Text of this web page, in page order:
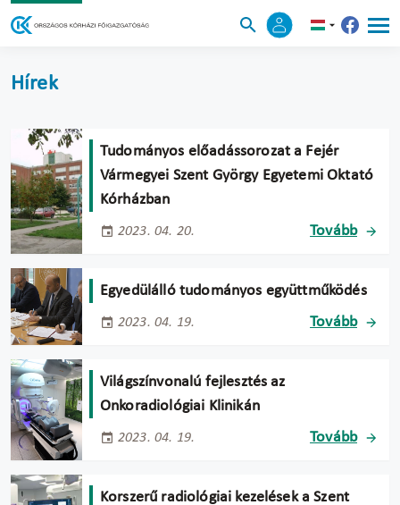
Hírek
Tudományos előadássorozat a Fejér
Vármegyei Szent György Egyetemi Oktató
Kórházban
2023. 04. 20. Tovább
Egyedülálló tudományos együttműködés
2023. 04. 19. Tovább
Világszínvonalú fejlesztés az
Onkoradiológiai Klinikán
2023. 04. 19. Tovább
Korszerű radiológiai kezelések a Szent